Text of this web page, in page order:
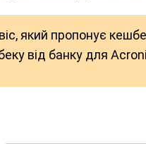
який пропонує
від банку для